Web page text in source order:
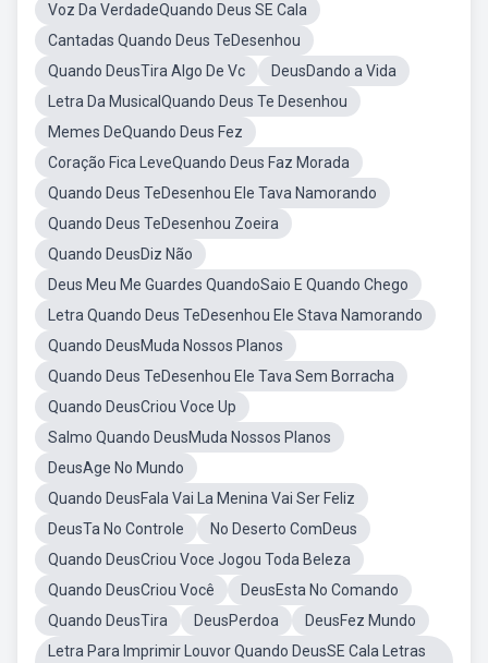
Voz Da VerdadeQuando Deus SE Cala
Cantadas Quando Deus TeDesenhou
Quando DeusTira Algo De Vc
DeusDando a Vida
Letra Da MusicalQuando Deus Te Desenhou
Memes DeQuando Deus Fez
Coração Fica LeveQuando Deus Faz Morada
Quando Deus TeDesenhou Ele Tava Namorando
Quando Deus TeDesenhou Zoeira
Quando DeusDiz Não
Deus Meu Me Guardes QuandoSaio E Quando Chego
Letra Quando Deus TeDesenhou Ele Stava Namorando
Quando DeusMuda Nossos Planos
Quando Deus TeDesenhou Ele Tava Sem Borracha
Quando DeusCriou Voce Up
Salmo Quando DeusMuda Nossos Planos
DeusAge No Mundo
Quando DeusFala Vai La Menina Vai Ser Feliz
DeusTa No Controle
No Deserto ComDeus
Quando DeusCriou Voce Jogou Toda Beleza
Quando DeusCriou Você
DeusEsta No Comando
Quando DeusTira
DeusPerdoa
DeusFez Mundo
Letra Para Imprimir Louvor Quando DeusSE Cala Letras